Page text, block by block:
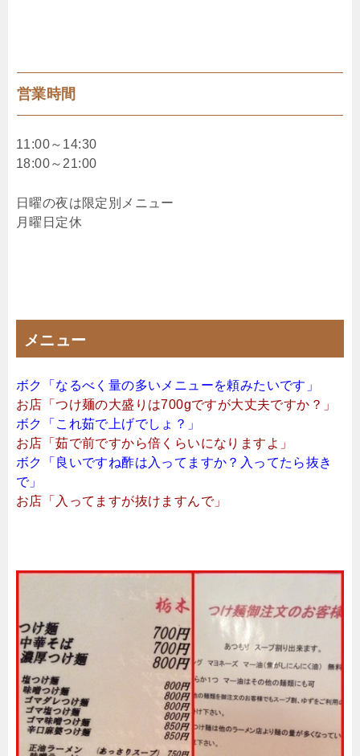
営業時間
11:00～14:30
18:00～21:00
日曜の夜は限定別メニュー
月曜日定休
メニュー
ボク「なるべく量の多いメニューを頼みたいです」
お店「つけ麺の大盛りは700gですが大丈夫ですか？」
ボク「これ茹で上げでしょ？」
お店「茹で前ですから倍くらいになりますよ」
ボク「良いですね酢は入ってますか？入ってたら抜き
で」
お店「入ってますが抜けますんで」